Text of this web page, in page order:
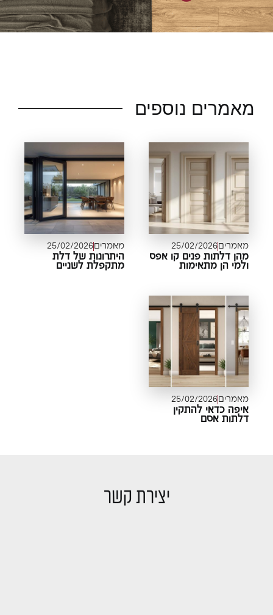
נוספים
מאמרים25/02/2026
מהן דלתות פנים קו אפס
ולמי הן מתאימות
מאמרים25/02/2026
היתרונות של דלת
מתקפלת לשניים
מאמרים25/02/2026
איפה כדאי להתקין
דלתות אסם
יצירת קשר